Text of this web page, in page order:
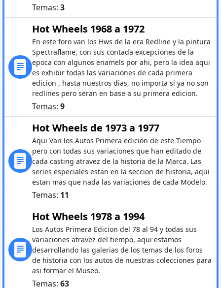
Temas: 3
Hot Wheels 1968 a 1972
En este foro van los Hws de la era Redline y la pintura
Spectraflame, con sus contada excepciones de la
epoca con algunos enamels por ahi, pero la idea aqui
es exhibir todas las variaciones de cada primera
edicion , hasta nuestros dias, no importa si ya no son
redlines pero seran en base a su primera edicion.
Temas: 9
Hot Wheels de 1973 a 1977
Aqui Van los Autos Primera edicion de este Tiempo
pero con todas sus variaciones que han editado de
cada casting atravez de la historia de la Marca. Las
series especiales estan en la seccion de historia, aqui
estan mas que nada las variaciones de cada Modelo.
Temas: 11
Hot Wheels 1978 a 1994
Los Autos Primera Edicion del 78 al 94 y todas sus
variaciones atravez del tiempo, aqui estamos
desarrollando las galerias de los temas de los foros
de historia con los autos de nuestras colecciones para
asi formar el Museo.
Temas: 63